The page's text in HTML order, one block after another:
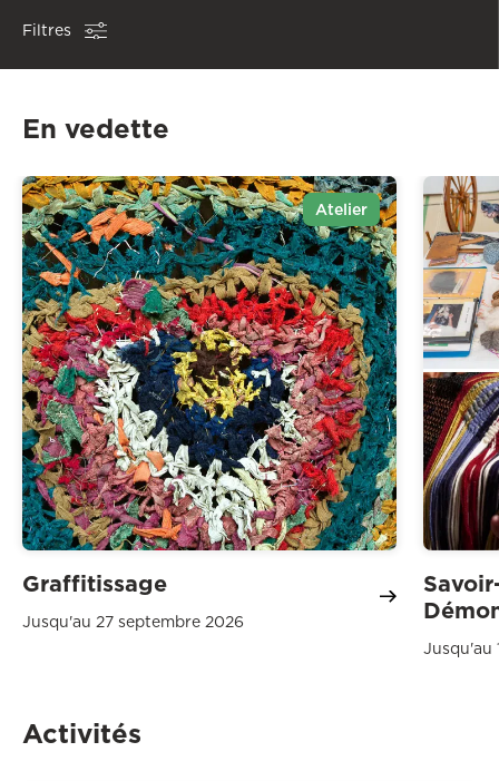
Filtres
En vedette
Atelier
Graffitissage
Jusqu'au 27 septembre 2026
Jusqu'au
Activités